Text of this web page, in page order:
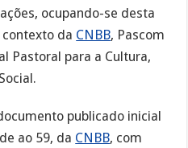
ocupando-se desta
da CNBB, Pascom
Pastoral para a Cultura,
publicado inicial
ao 59, da CNBB, com